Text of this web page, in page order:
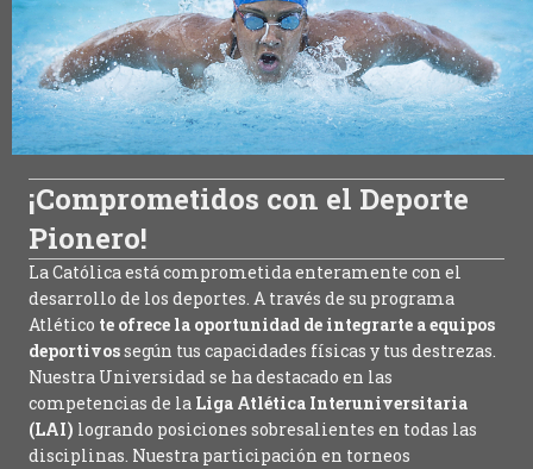
¡Comprometidos con el Deporte
Pionero!
La Católica está comprometida enteramente con el
desarrollo de los deportes. A través de su programa
Atlético te ofrece la oportunidad de integrarte a equipos
deportivossegún tus capacidades físicas y tus destrezas.
Nuestra Universidad se ha destacado en las
competencias de la Liga Atlética Interuniversitaria
(LAI) logrando posiciones sobresalientes en todas las
disciplinas. Nuestra participación en torneos